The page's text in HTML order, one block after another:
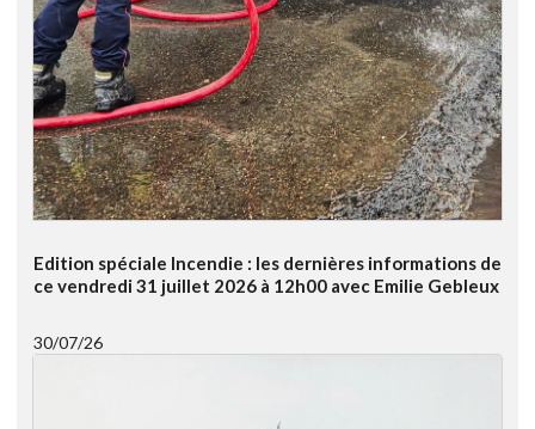
Edition spéciale Incendie : les dernières informations de
ce vendredi 31 juillet 2026 à 12h00 avec Emilie Gebleux
30/07/26